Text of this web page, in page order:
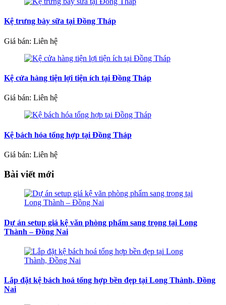
Kệ trưng bày sữa tại Đồng Tháp
Giá bán: Liên hệ
Kệ cửa hàng tiện lợi tiện ích tại Đồng Tháp
Giá bán: Liên hệ
Kệ bách hóa tổng hợp tại Đồng Tháp
Giá bán: Liên hệ
Bài viết mới
Dự án setup giá kệ văn phòng phẩm sang trọng tại Long
Thành – Đồng Nai
Lắp đặt kệ bách hoá tổng hợp bền đẹp tại Long Thành, Đồng
Nai